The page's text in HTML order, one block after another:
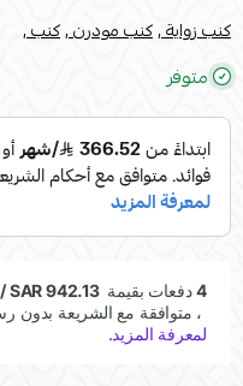
كنب زواية ,كنب مودرن ,كنب ,
متوفر